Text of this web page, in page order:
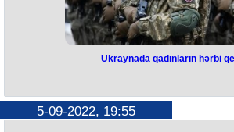
qeydiyyatı
Ukraynada qadınların hərbi
5-09-2022, 19:55